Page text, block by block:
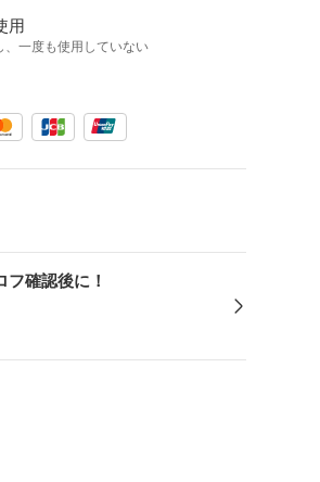
用
、一度も使用していない
確認後に！